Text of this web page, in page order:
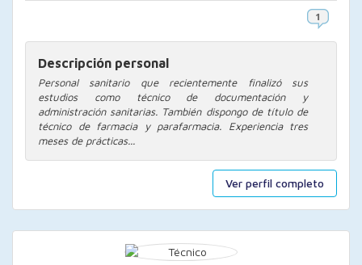
Ver perfil completo
Descripción personal
Personal sanitario que recientemente finalizó sus
estudios como técnico de documentación y
administración sanitarias. También dispongo de título de
técnico de farmacia y parafarmacia. Experiencia tres
meses de prácticas...